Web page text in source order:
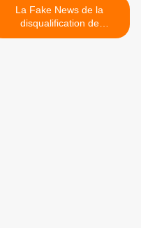
La Fake News de la
disqualification de
Sebastian Vettel du Grand